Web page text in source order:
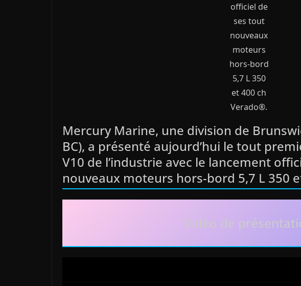
officiel de
ses tout
nouveaux
moteurs
hors-bord
5,7 L 350
et 400 ch
Verado®.
Mercury Marine, une division de
BC), a présenté aujourd’hui le tout
V10 de l’industrie avec le lancement
nouveaux moteurs hors-bord 5,7 L 350
Vidéo de